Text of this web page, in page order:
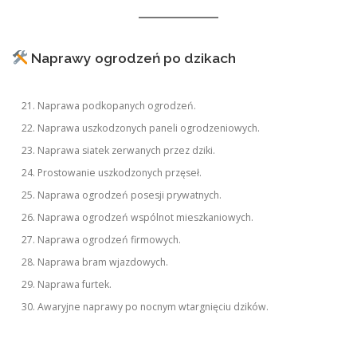
Naprawy ogrodzeń po dzikach
Naprawa podkopanych ogrodzeń.
Naprawa uszkodzonych paneli ogrodzeniowych.
Naprawa siatek zerwanych przez dziki.
Prostowanie uszkodzonych przęseł.
Naprawa ogrodzeń posesji prywatnych.
Naprawa ogrodzeń wspólnot mieszkaniowych.
Naprawa ogrodzeń firmowych.
Naprawa bram wjazdowych.
Naprawa furtek.
Awaryjne naprawy po nocnym wtargnięciu dzików.